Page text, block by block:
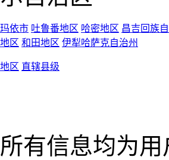
依市 吐鲁番地区 哈密地区 昌吉回族
区 和田地区 伊犁哈萨克自治州
区 直辖县级
有信息均为